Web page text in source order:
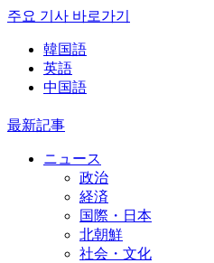
주요 기사 바로가기
韓国語
英語
中国語
最新記事
ニュース
政治
経済
国際・日本
北朝鮮
社会・文化